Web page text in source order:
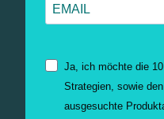
Ja, ich möchte die
Strategien, sowie
ausgesuchte